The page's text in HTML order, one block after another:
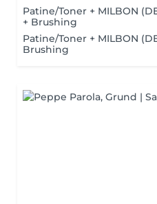
Patine/Toner + MILBON
+ Brushing
Patine/Toner + MILBON
Brushing